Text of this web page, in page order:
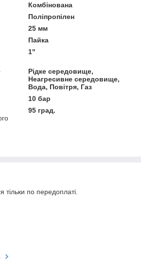
Комбінована
Поліпропілен
25 мм
Пайка
1"
Рідке середовище,
Неагресивне середовище,
Вода, Повітря, Газ
10 бар
95 град.
тільки по передоплаті.